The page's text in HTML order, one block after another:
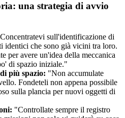
una strategia di avvio
sull'identificazione di
identici che sono già vicini tra loro.
per avere un'idea della meccanica
di spazio iniziale."
più spazio: "Non accumulate
Fondeteli non appena possibile
sulla plancia per nuovi oggetti di
"Controllate sempre il registro